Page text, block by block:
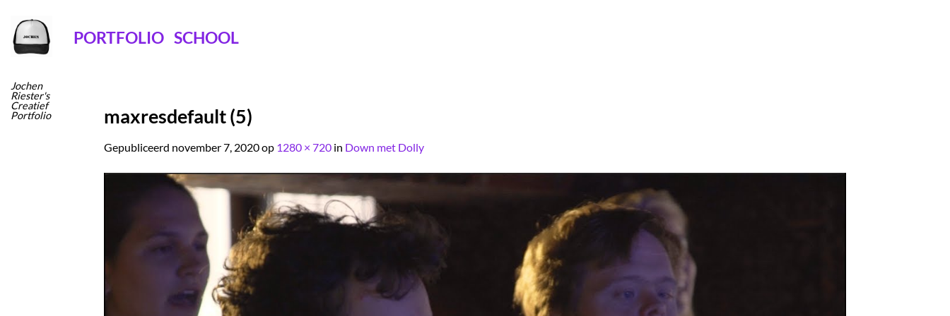
naar
inhoud
Jochen
Riester's
Creatief
Portfolio
PORTFOLIO SCHOOL
maxresdefault (5)
Gepubliceerd november 7, 2020op 1280 × 720 in Down met Dolly